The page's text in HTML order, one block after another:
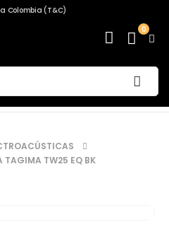
Colombia (T&C)
0
TAGIMA TW25 EQ BK